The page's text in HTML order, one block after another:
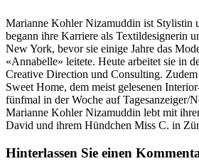
Marianne Kohler Nizamuddin ist Stylistin
begann ihre Karriere als Textildesignerin
New York, bevor sie einige Jahre das
«Annabelle» leitete. Heute arbeitet sie in
Creative Direction und Consulting.
Sweet Home, dem meist gelesenen
fünfmal in der Woche auf Tagesanzeiger/
Marianne Kohler Nizamuddin lebt mit
David und ihrem Hündchen Miss C. in
Hinterlassen Sie einen